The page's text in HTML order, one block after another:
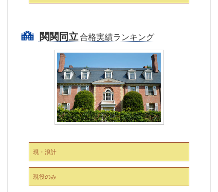
関関同立合格実績ランキング
現・浪計
現役のみ